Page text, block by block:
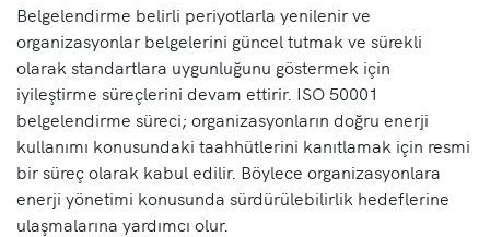
Belgelendirme belirli periyotlarla yenilenir ve
organizasyonlar belgelerini güncel tutmak ve sürekli
olarak standartlara uygunluğunu göstermek için
iyileştirme süreçlerini devam ettirir. ISO 50001
belgelendirme süreci; organizasyonların doğru enerji
kullanımı konusundaki taahhütlerini kanıtlamak için resmi
bir süreç olarak kabul edilir. Böylece organizasyonlara
enerji yönetimi konusunda sürdürülebilirlik hedeflerine
ulaşmalarına yardımcı olur.